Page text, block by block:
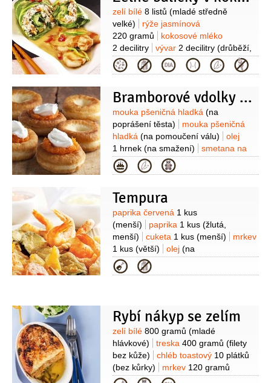
Suroviny
zelí bílé 8 listů (mladé středně
velké)
rýže jasmínová
220 gramů
kokosové mléko
2 decilitry
vývar 2 decilitry (drůběží,
kuřecí, či zeleninový)
mrkev
1 kus
(očištěná vařená)
cibulka lahůdková
(oloupané nesolené)
ořechy piniové
3 lžíce
rozinky3 lžíce
Kategorie
Bramborové vdolky s mrkvovou marmeládou
Suroviny
mouka pšeničná hladká (na
poprášení těsta)
mouka pšeničná
hladká (na pomoučení válu)
olej
1 hrnek (na smažení)
smetana na
šlehání(33% na ozdobení)
brambory300 gramů (vařené,
pšeničná polohrubá
300 gramů
mléko
(vlažné)
vejce 1 kus
žloutek
1 kus
máslo25 gramů
(rozpuštěné)
droždí
3 lžíce
sůl1 špetka Na marmeládu:
zázvor1 lžička
Kategorie
Tempura
Suroviny
paprika červená 1 kus
(menší)
paprika 1 kus (žlutá,
menší)
cuketa 1 kus (menší)
mrkev
1 kus (větší) olej (na
smažení)
oloupané s ocasní ploutvičkou) Na
1 hrnek
(ledová) 1 kus
soda1 lžička
kypřící prášek do
pečiva1 lžička cukr1 lžička
pšeničná hladká1/2hrnku
Kategorie
Rybí nákyp se zelím
Suroviny
zelí bílé 800 gramů (mladé
hlávkové)
treska 400 gramů (filety
bez kůže)
chléb toastový 10 plátků
(bez kůrky)
mrkev 120 gramů
(očištěná karotka)